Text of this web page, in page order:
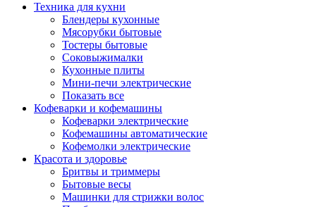
Техника для кухни
Блендеры кухонные
Мясорубки бытовые
Тостеры бытовые
Соковыжималки
Кухонные плиты
Мини-печи электрические
Показать все
Кофеварки и кофемашины
Кофеварки электрические
Кофемашины автоматические
Кофемолки электрические
Красота и здоровье
Бритвы и триммеры
Бытовые весы
Машинки для стрижки волос